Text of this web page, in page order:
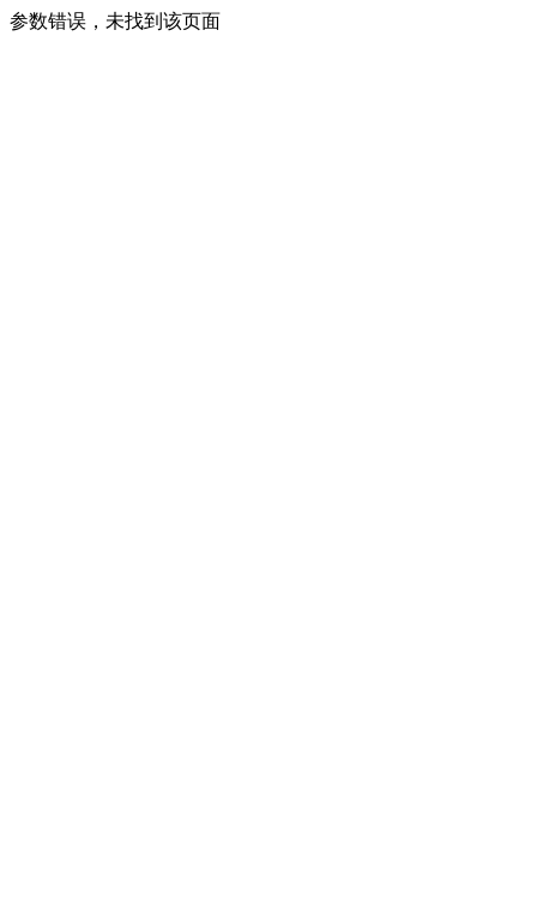
参数错误，未找到该页面